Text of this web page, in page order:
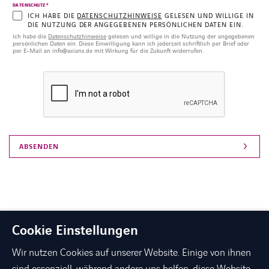
DATENSCHUTZ *
ICH HABE DIE DATENSCHUTZHINWEISE GELESEN UND WILLIGE IN
DIE NUTZUNG DER ANGEGEBENEN PERSÖNLICHEN DATEN EIN.
Ich habe die Datenschutzhinweise gelesen und willige in die Nutzung der angegebenen
persönlichen Daten ein. Diese Einwilligung kann ich jederzeit schriftlich per Brief oder
per E-Mail an info@axians.de mit Wirkung für die Zukunft widerrufen.
Cookie Einstellungen
Wir nutzen Cookies auf unserer Website. Einige von ihnen